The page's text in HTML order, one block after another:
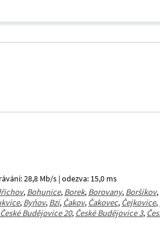
28,8 Mb/s | odezva: 15,0 ms
, Bohunice, Borek, Borovany, Boršíkov,
, Byňov, Bzí, Čakov, Čakovec, Čejkovice,
České Budějovice 20, České Budějovice 3,